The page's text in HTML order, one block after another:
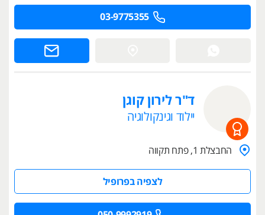
03-9775355
ד"ר לירון קוגן
יילוד וגינקולוגיה
החבצלת 1, פתח תקווה
לצפיה בפרופיל